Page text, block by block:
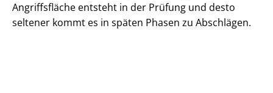
Angriffsfläche entsteht in der Prüfung und desto
seltener kommt es in späten Phasen zu Abschlägen.